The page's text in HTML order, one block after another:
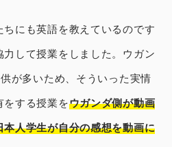
にも英語を教えているのです
して授業をしました。ウガン
が多いため、そういった実情
をする授業をウガンダ側が動画
人学生が自分の感想を動画に